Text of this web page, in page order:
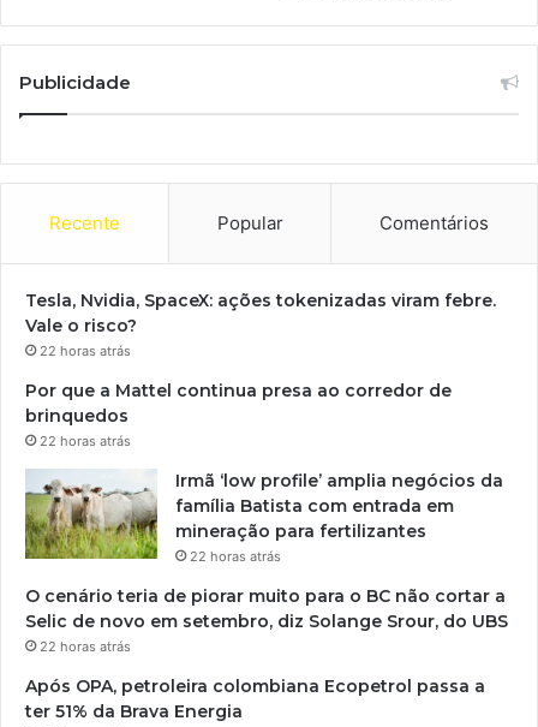
Publicidade
Recente Popular Comentários
Tesla, Nvidia, SpaceX: ações tokenizadas viram febre.
Vale o risco?
22 horas atrás
Por que a Mattel continua presa ao corredor de
brinquedos
22 horas atrás
Irmã ‘low profile’ amplia negócios da
família Batista com entrada em
mineração para fertilizantes
22 horas atrás
O cenário teria de piorar muito para o BC não cortar a
Selic de novo em setembro, diz Solange Srour, do UBS
22 horas atrás
Após OPA, petroleira colombiana Ecopetrol passa a
ter 51% da Brava Energia